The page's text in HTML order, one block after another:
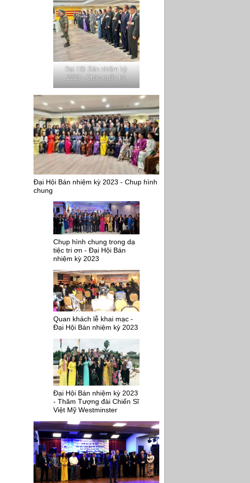
Đại Hội Bán nhiệm kỳ
2023 - Chào quốc kỳ
Đại Hội Bán nhiệm kỳ 2023 - Chup hình
chung
Chụp hình chung trong dạ
tiệc tri ơn - Đại Hội Bán
nhiệm kỳ 2023
Quan khách lễ khai mạc -
Đại Hội Bán nhiệm kỳ 2023
Đại Hội Bán nhiệm kỳ 2023
- Thăm Tượng đài Chiến Sĩ
Việt Mỹ Westminster